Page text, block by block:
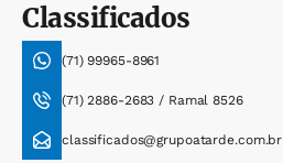
Classificados
(71) 99965-8961
(71) 2886-2683 / Ramal 8526
classificados@grupoatarde.com.br